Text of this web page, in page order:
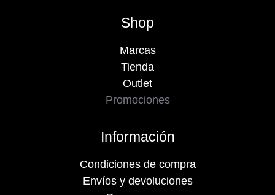
Shop
Marcas
Tienda
Outlet
Promociones
Información
Condiciones de compra
Envíos y devoluciones